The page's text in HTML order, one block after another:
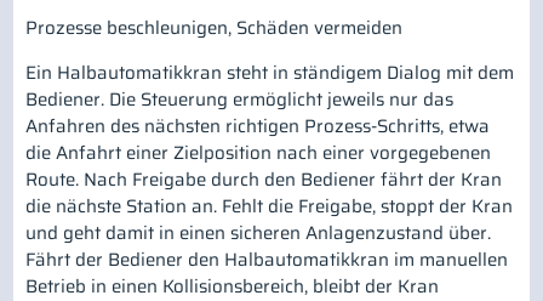
Prozesse beschleunigen, Schäden vermeiden
Ein Halbautomatikkran steht in ständigem Dialog mit dem
Bediener. Die Steuerung ermöglicht jeweils nur das
Anfahren des nächsten richtigen Prozess-Schritts, etwa
die Anfahrt einer Zielposition nach einer vorgegebenen
Route. Nach Freigabe durch den Bediener fährt der Kran
die nächste Station an. Fehlt die Freigabe, stoppt der Kran
und geht damit in einen sicheren Anlagenzustand über.
Fährt der Bediener den Halbautomatikkran im manuellen
Betrieb in einen Kollisionsbereich, bleibt der Kran